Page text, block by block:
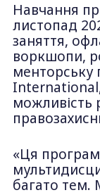
Навчання
листопад
заняття,
воркшопи,
менторську
International,
можливість
«Ця
багато тем.